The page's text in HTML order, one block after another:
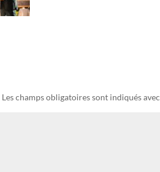
Les champs obligatoires sont indiqués avec